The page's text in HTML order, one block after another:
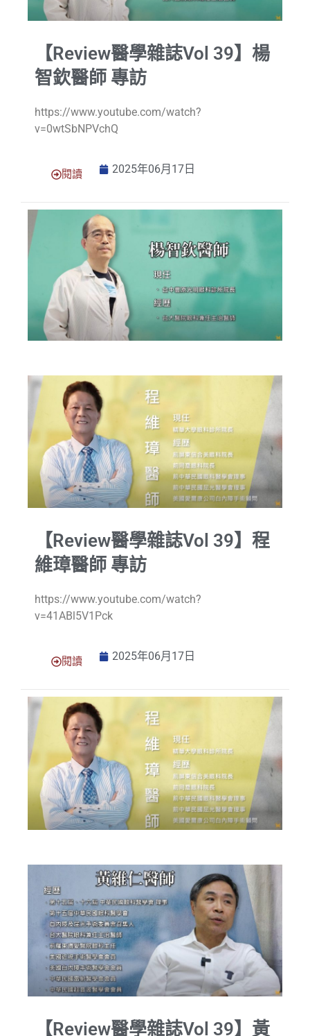
【Review醫學雜誌Vol 39】楊
智欽醫師 專訪
https://www.youtube.com/watch?
v=0wtSbNPVchQ
閱讀 2025年06月17日
【Review醫學雜誌Vol 39】程
維璋醫師 專訪
https://www.youtube.com/watch?
v=41ABl5V1Pck
閱讀 2025年06月17日
【Review醫學雜誌Vol 39】黃